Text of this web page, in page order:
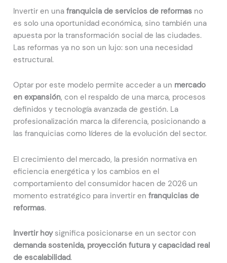
Invertir en unafranquicia de servicios de reformas no
es solo una oportunidad económica, sino también una
apuesta por la transformación social de las ciudades.
Las reformas ya no son un lujo: son una necesidad
estructural.
Optar por este modelo permite acceder a un mercado
en expansión, con el respaldo de una marca, procesos
definidos y tecnología avanzada de gestión. La
profesionalización marca la diferencia, posicionando a
las franquicias como líderes de la evolución del sector.
El crecimiento del mercado, la presión normativa en
eficiencia energética y los cambios en el
comportamiento del consumidor hacen de 2026 un
momento estratégico para invertir enfranquicias de
reformas.
Invertir hoysignifica posicionarse en un sector con
demanda sostenida, proyección futura y capacidad real
de escalabilidad.